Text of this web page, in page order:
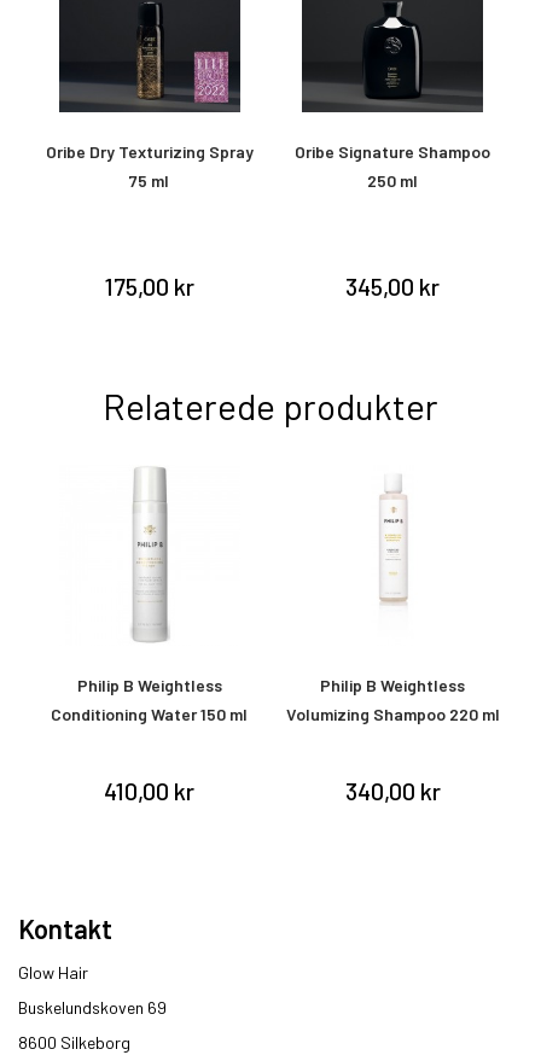
Oribe Dry Texturizing Spray
75 ml
175,00 kr
Oribe Signature Shampoo
250 ml
345,00 kr
Relaterede produkter
Philip B Weightless
Conditioning Water 150 ml
410,00 kr
Philip B Weightless
Volumizing Shampoo 220 ml
340,00 kr
Kontakt
Glow Hair
Buskelundskoven 69
8600 Silkeborg​